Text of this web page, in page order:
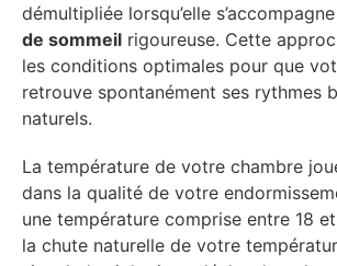
démultipliée lorsqu’elle s’accompagne
de sommeil rigoureuse. Cette
les conditions optimales pour que
retrouve spontanément ses rythmes
naturels.
La température de votre chambre
dans la qualité de votre
une température comprise entre 18
la chute naturelle de votre